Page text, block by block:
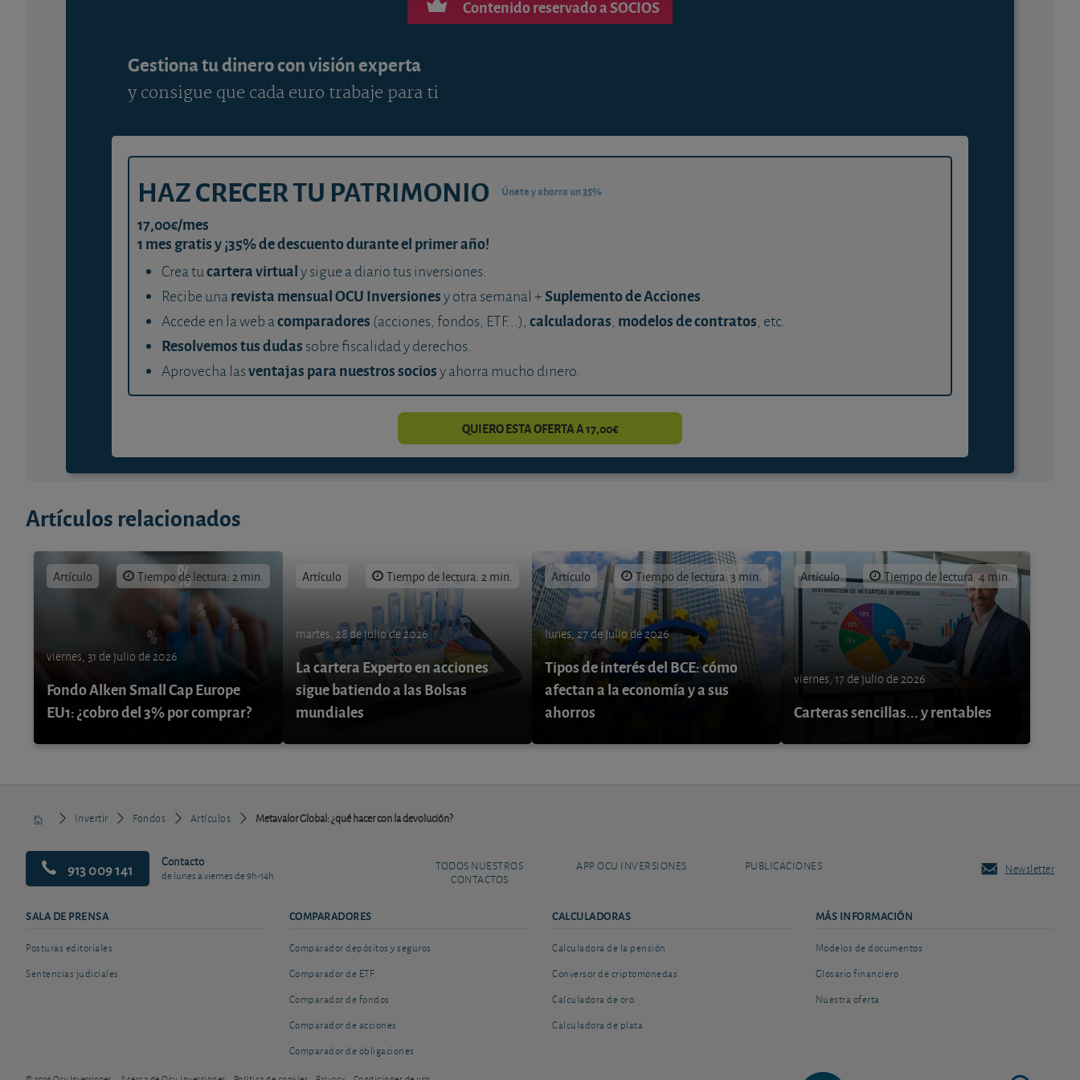
Contenido reservado a SOCIOS
Gestiona tu dinero con visión experta
y consigue que cada euro trabaje para ti
HAZ CRECER TU PATRIMONIO Únete y ahorra un 35%
17,00€/mes
1 mes gratis y ¡35% de descuento durante el primer año!
Crea tucartera virtualy sigue a diario tus inversiones.
Recibe unarevista mensual OCU Inversionesy otra semanal +Suplemento de Acciones.
Accede en la web acomparadores (acciones, fondos, ETF...), calculadoras, modelos de contratos, etc.
Resolvemos tus dudas sobre fiscalidad y derechos.
Aprovecha lasventajas para nuestros sociosy ahorra mucho dinero.
QUIERO ESTA OFERTA A 17,00€
Artículos relacionados
Artículo Tiempo de lectura: 2 min.
viernes, 31 de julio de 2026
Fondo Alken Small Cap Europe
EU1: ¿cobro del 3% por comprar?
Artículo Tiempo de lectura: 2 min.
martes, 28 de julio de 2026
La cartera Experto en acciones
sigue batiendo a las Bolsas
mundiales
Artículo Tiempo de lectura: 3 min.
lunes, 27 de julio de 2026
Tipos de interés del BCE: cómo
afectan a la economía y a sus
ahorros
Artículo Tiempo de lectura: 4 min.
viernes, 17 de julio de 2026
Carteras sencillas... y rentables
Invertir Fondos Artículos Metavalor Global: ¿qué hacer con la devolución?
913 009 141 Contacto
de lunes a viernes de 9h-14h
TODOS NUESTROS
CONTACTOS
APP OCU INVERSIONES PUBLICACIONES Newsletter
SALA DE PRENSA
Posturas editoriales
Sentencias judiciales
COMPARADORES
Comparador depósitos y seguros
Comparador de ETF
Comparador de fondos
Comparador de acciones
Comparador de obligaciones
CALCULADORAS
Calculadora de la pensión
Conversor de criptomonedas
Calculadora de oro
Calculadora de plata
MÁS INFORMACIÓN
Modelos de documentos
Glosario financiero
Nuestra oferta